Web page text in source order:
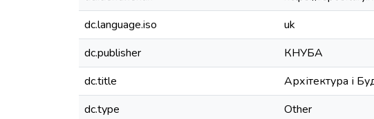
dc.language.iso
uk
dc.publisher
КНУБА
dc.title
Архітектура і
dc.type
Other